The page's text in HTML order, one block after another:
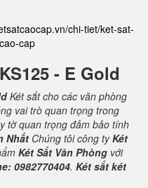
chi-tiet/ket-sat-
cap
- E Gold
Két sắt cho các văn phòng
vai trò quan trọng trong
tờ quan trọng đảm bảo tính
Nhất Chúng tôi công tyKét
Két Sắt Văn Phòng với
0982770404. Két sắt két